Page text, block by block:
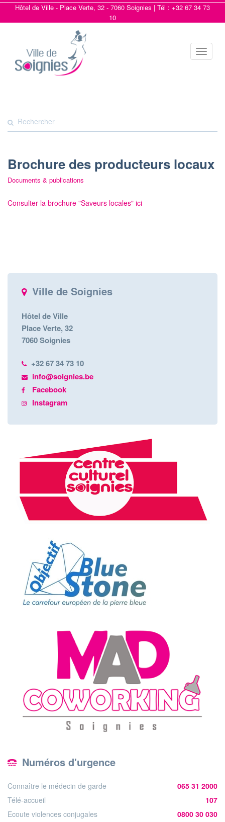
Hôtel de Ville - Place Verte, 32 - 7060 Soignies | Tél : +32 67 34 73
10
Toggle
Brochure des producteurs locaux
Documents & publications
Consulter la brochure "Saveurs locales" ici
Ville de Soignies
Hôtel de Ville
Place Verte, 32
7060 Soignies
+32 67 34 73 10
info@soignies.be
Facebook
Instagram
Numéros d'urgence
Connaître le médecin de garde
065 31 2000
Télé-accueil
107
Ecoute violences conjugales
0800 30 030